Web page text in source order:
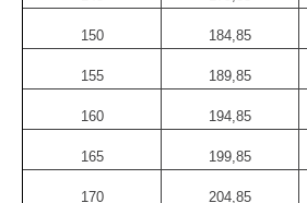
150 184,85
155 189,85
160 194,85
165 199,85
170 204,85